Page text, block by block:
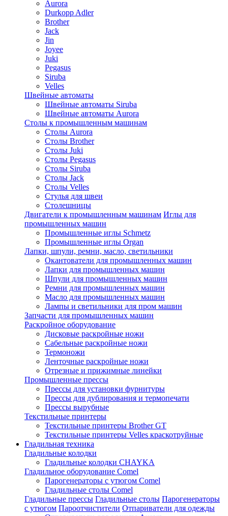
Aurora
Durkopp Adler
Brother
Jack
Jin
Joyee
Juki
Pegasus
Siruba
Velles
Швейные автоматы
Швейные автоматы Siruba
Швейные автоматы Aurora
Столы к промышленным машинам
Столы Aurora
Столы Brother
Столы Juki
Столы Pegasus
Столы Siruba
Столы Jack
Столы Velles
Стулья для швеи
Столешницы
Двигатели к промышленным машинам Иглы для
промышленных машин
Промышленные иглы Schmetz
Промышленные иглы Organ
Лапки, шпули, ремни, масло, светильники
Окантователи для промышленных машин
Лапки для промышленных машин
Шпули для промышленных машин
Ремни для промышленных машин
Масло для промышленных машин
Лампы и светильники для пром машин
Запчасти для промышленных машин
Раскройное оборудование
Дисковые раскройные ножи
Сабельные раскройные ножи
Термоножи
Ленточные раскройные ножи
Отрезные и прижимные линейки
Промышленные прессы
Прессы для установки фурнитуры
Прессы для дублирования и термопечати
Прессы вырубные
Текстильные принтеры
Текстильные принтеры Brother GT
Текстильные принтеры Velles краскотруйные
Гладильная техника
Гладильные колодки
Гладильные колодки CHAYKA
Гладильное оборудование Comel
Парогенераторы с утюгом Comel
Гладильные столы Comel
Гладильные прессы Гладильные столы Парогенераторы
с утюгом Пароотчистители Отпариватели для одежды